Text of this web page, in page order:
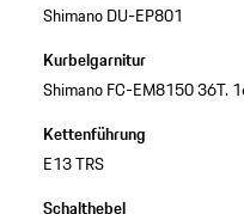
Shimano DU-EP801
Kurbelgarnitur
Shimano FC-EM8150
Kettenführung
E13 TRS
Schalthebel